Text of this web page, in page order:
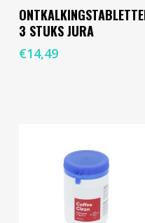
Toevoegen Aan
Winkelwagen
3 STUKS JURA
€14,49